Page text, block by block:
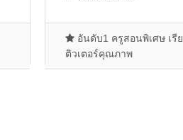
อันดับ1 ครูสอนพิเศษ เรี
ติวเตอร์คุณภาพ